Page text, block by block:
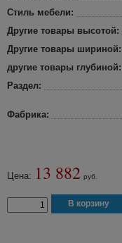
Стиль мебели:
Другие товары высотой:
Другие товары шириной:
другие товары глубиной:
Раздел:
Фабрика:
Цена: 13 882 руб.